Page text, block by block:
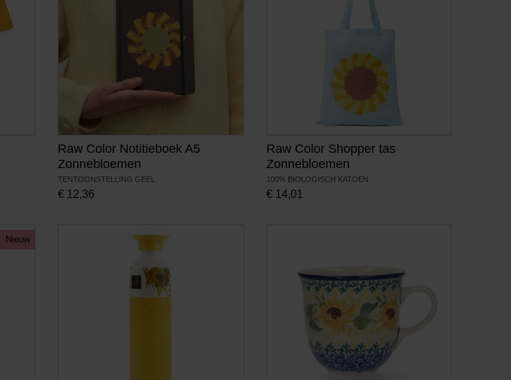
Raw Color Notitieboek A5
Zonnebloemen
TENTOONSTELLING GEEL
€ 12,36
Raw Color Shopper tas
Zonnebloemen
100% BIOLOGISCH KATOEN
€ 14,01
Nieuw